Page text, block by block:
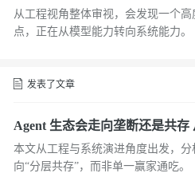
从工程视角整体审视，会发现一个
点，正在从模型能力转向系统能力。
发表了文章
Agent 生态会走向垄断还是共存
爆发的工程视角分析
本文从工程与系统演进角度出发，
向“分层共存”，而非单一赢家通吃。